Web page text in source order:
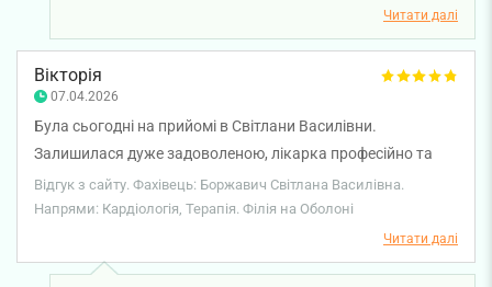
приємно, що візит до лікаря залишив у вас настільки
позитивні враження. Раді, що ви отримали не лише
кваліфіковану консультацію, а й підтримку та
зрозумілі рекомендації. Бажаємо вам міцного
здоров'я!
Читати далі
Вікторія
07.04.2026
Була сьогодні на прийомі в Світлани Василівни.
Залишилася дуже задоволеною, лікарка професійно та
доступно відповіла на всі мої запитання, була чуйною та
привітною. До таких лікарів хочеться повертатися ще і
Відгук з сайту. Фахівець: Боржавич Світлана Василівна.
Напрями: Кардіологія, Терапія. Філія на Оболоні
Читати далі